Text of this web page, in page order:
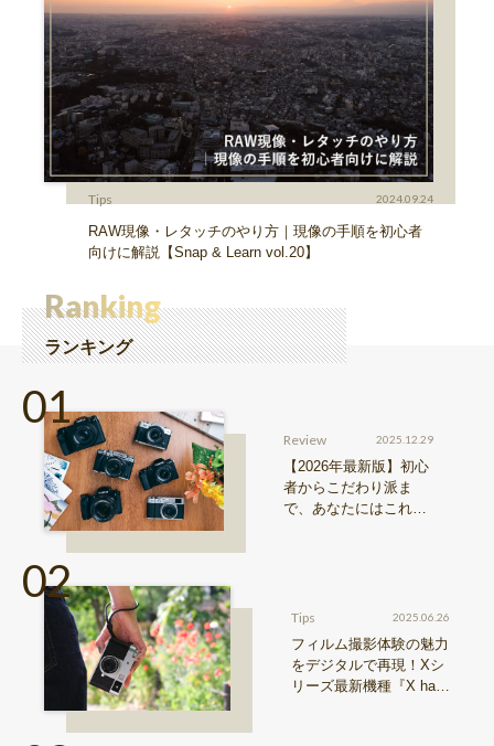
Tips 2024.09.24
RAW現像・レタッチのやり方｜現像の手順を初心者
向けに解説【Snap & Learn vol.20】
Ranking
ランキング
Review 2025.12.29
【2026年最新版】初心
者からこだわり派ま
で、あなたにはこれが
Tips 2025.06.26
フィルム撮影体験の魅力
をデジタルで再現！Xシ
リーズ最新機種『X hal